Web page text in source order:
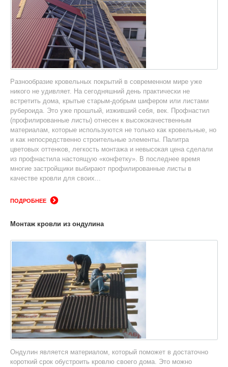
Разнообразие кровельных покрытий в современном мире уже
никого не удивляет. На сегодняшний день практически не
встретить дома, крытые старым-добрым шифером или листами
рубероида. Это уже прошлый, изживший себя, век. Профнастил
(профилированные листы) отнесен к высококачественным
материалам, которые используются не только как кровельные, но
и как непосредственно строительные элементы. Палитра
цветовых оттенков, легкость монтажа и невысокая цена сделали
из профнастила настоящую «конфетку». В последнее время
многие застройщики выбирают профилированные листы в
качестве кровли для своих...
ПОДРОБНЕЕ
Монтаж кровли из ондулина
Ондулин является материалом, который поможет в достаточно
короткий срок обустроить кровлю своего дома. Это можно